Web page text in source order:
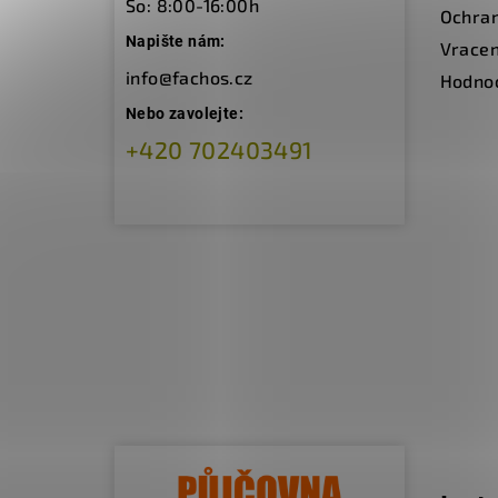
So: 8:00-16:00h
Napište nám:
info@fachos.cz
Nebo zavolejte:
+420 702403491